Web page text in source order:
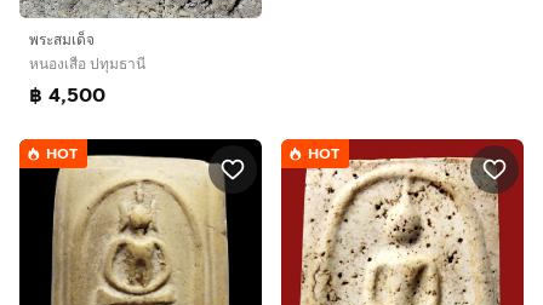
พระสมเด็จ
หนองเสือ ปทุมธานี
฿ 4,500
HOT HOT